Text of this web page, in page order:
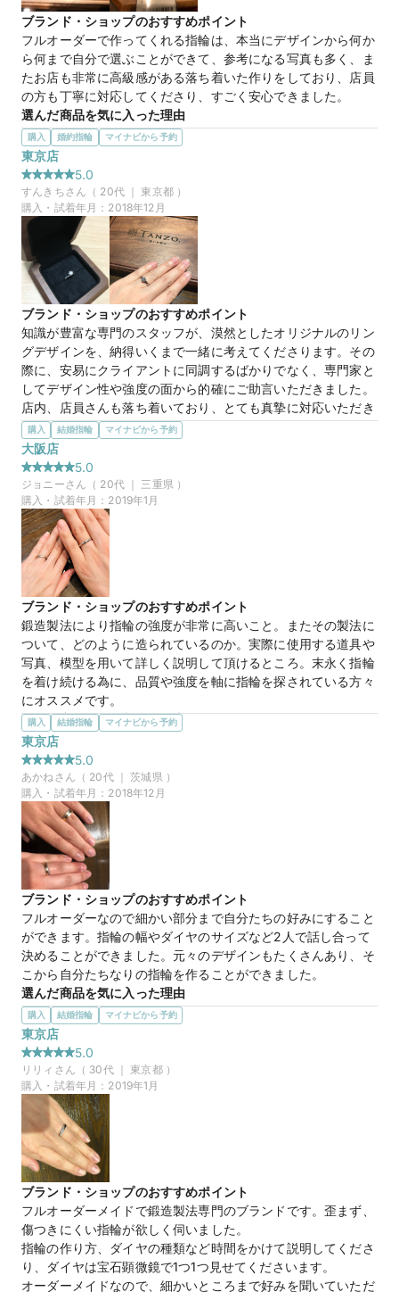
ろ悩みました。
トップの飾りだけでなく、サイドや爪など細部まで一緒に考え
てくれました。
出来上がりが楽しみです。
マイナビ限定 来店特典
この店舗のおすすめ特典情報
TANZOとマイナビウエディングから最大61,000円分の特典をプレ
ゼント！
ブランド・ショップのおすすめポイント
フルオーダーで作ってくれる指輪は、本当にデザインから何か
ら何まで自分で選ぶことができて、参考になる写真も多く、ま
たお店も非常に高級感がある落ち着いた作りをしており、店員
の方も丁寧に対応してくださり、すごく安心できました。
選んだ商品を気に入った理由
追加でダイヤモンドを置くことができ、費用も比較的リーズナ
ブルであったところが気に入りました。また、ダイヤモンドの
持ち込みにも対応いただけるということで、非常に高品質なダ
イヤモンドをいい指輪に仕立てることができ、本当に満足して
います。
価格帯 30万円
マイナビ限定 来店特典
この店舗のおすすめ特典情報
TANZOとマイナビウエディングから最大61,000円分の特典をプレ
ゼント！
購入 婚約指輪 マイナビから予約
東京店
5.0
すんきちさん（ 20代 ｜ 東京都）
購入・試着年月： 2018年12月
ブランド・ショップのおすすめポイント
知識が豊富な専門のスタッフが、漠然としたオリジナルのリン
グデザインを、納得いくまで一緒に考えてくださります。その
際に、安易にクライアントに同調するばかりでなく、専門家と
してデザイン性や強度の面から的確にご助言いただきました。
店内、店員さんも落ち着いており、とても真摯に対応いただき
ました。また、こちらの都合で納期を早めたいという相談にも
応えてくださり大変感謝しております。
選んだ商品を気に入った理由
鍛造製法で職人が手作りすることによる圧倒的な強度とオリジ
ナリティに惹かれました。またリング以外でも、重厚なクルミ
の木をくり抜いた箱や、落ち着いたお店の雰囲気、店員さんの
ご対応も気に入った点でした。リングのデザインに関して、細
すぎず太すぎず、ミリ単位の調整で絶妙な仕上がりとなり、最
高の品になったと自負しています。ひとえに専門家の方の、適
切なご助言とご提案によるものであると感謝いたします。
この店舗の良かったところ
落ち着いた雰囲気がよかったです。また的確にご助言、ご提案
いただいたことで、よいものを彼女も納得して贈ることができ
ました。男性スタッフが対応してくださりましたが、彼女の漠
然とした「このへんをやや細く」や「もう少し高さを出した
い」などの抽象的なイメージをしっかりと形にしてくださりま
した。心から感謝しております。
商品名
価格帯 25万円
マイナビ限定 来店特典
この店舗のおすすめ特典情報
TANZOとマイナビウエディングから最大61,000円分の特典をプレ
ゼント！
購入 結婚指輪 マイナビから予約
大阪店
5.0
ジョニーさん（ 20代 ｜ 三重県 ）
購入・試着年月： 2019年1月
ブランド・ショップのおすすめポイント
鍛造製法により指輪の強度が非常に高いこと。またその製法に
ついて、どのように造られているのか。実際に使用する道具や
写真、模型を用いて詳しく説明して頂けるところ。末永く指輪
を着け続ける為に、品質や強度を軸に指輪を探されている方々
にオススメです。
選んだ商品を気に入った理由
・末永く指輪を着け続ける為に、指輪の品質や強度を軸に指輪
探しを始めました。TANZOさんの鍛造製法は、高い品質と強
度を実現し、私達の想いそのものでした。
・またスタッフさんの対応も非常に良く、デザインに関して
ノープランで来店したのですが、私達の要望を聞いた上で、親
身になって様々な提案をして下さり、納得出来る指輪が実現出
来ました。
購入 結婚指輪 マイナビから予約
東京店
5.0
あかね さん（ 20代 ｜茨城県 ）
購入・試着年月： 2018年12月
ブランド・ショップのおすすめポイント
フルオーダーなので細かい部分まで自分たちの好みにすること
ができます。指輪の幅やダイヤのサイズなど2人で話し合って
決めることができました。元々のデザインもたくさんあり、そ
こから自分たちなりの指輪を作ることができました。
選んだ商品を気に入った理由
最初に見た時から気に入って即決めてしまいました！スリーカ
ラーでありとても丸みがあるとろこが気に入っています。相手
の指輪も太めの幅があるものを探していたので、2人でとても
気に入っています。わたしのほうにはダイヤを入れてもらい、
とても可愛くなりました！
価格帯 40万円
マイナビ限定
この店舗のおすすめ特典情報
TANZOとマイナビウエディングから最大61,000円分の特典をプレ
ゼント！
購入 結婚指輪 マイナビから予約
東京店
5.0
リリィ さん（ 30代 ｜ 東京都）
購入・試着年月： 2019年1月
ブランド・ショップのおすすめポイント
フルオーダーメイドで鍛造製法専門のブランドです。歪まず、
傷つきにくい指輪が欲しく伺いました。
指輪の作り方、ダイヤの種類など時間をかけて説明してくださ
り、ダイヤは宝石顕微鏡で1つ1つ見せてくださいます。
オーダーメイドなので、細かいところまで好みを聞いていただ